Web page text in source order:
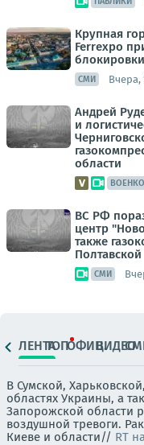
Крупная
Ferrexpo
СМИ Вчера,
Андрей
и
области
ВС РФ
центр
также
Полтавской
СМИ
ЛЕНТАТОПОФИЦ.ВИДЕО
В Сумской,
областях Украины, а
Запорожской области
воздушной тревоги.
Киеве и области// RT